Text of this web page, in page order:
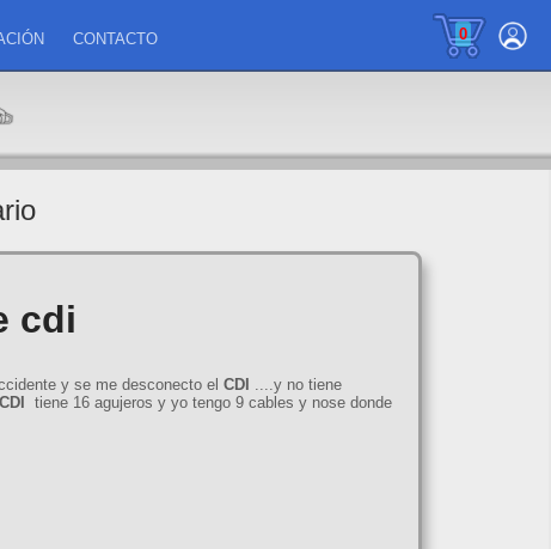
0
CONTACTO
cdi
y se me desconecto el CDI ....y no tiene
CDI
tiene 16 agujeros y yo tengo 9 cables y nose donde